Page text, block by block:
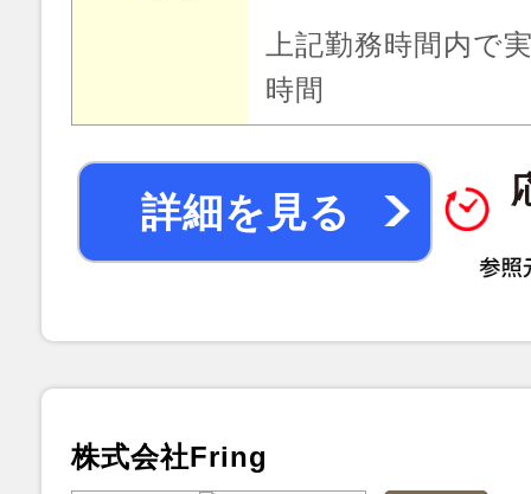
上記勤務時間内で
時間
詳細を見る
株式会社Fring